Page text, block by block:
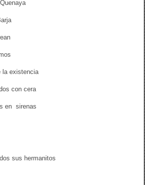
la existencia
con cera
en sirenas
sus hermanitos